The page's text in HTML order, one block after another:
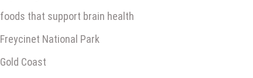
foods that support brain health
Freycinet National Park
Gold Coast